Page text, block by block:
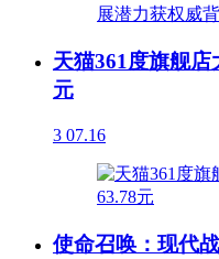
天猫361度旗舰店
元
3 07.16
使命召唤：现代